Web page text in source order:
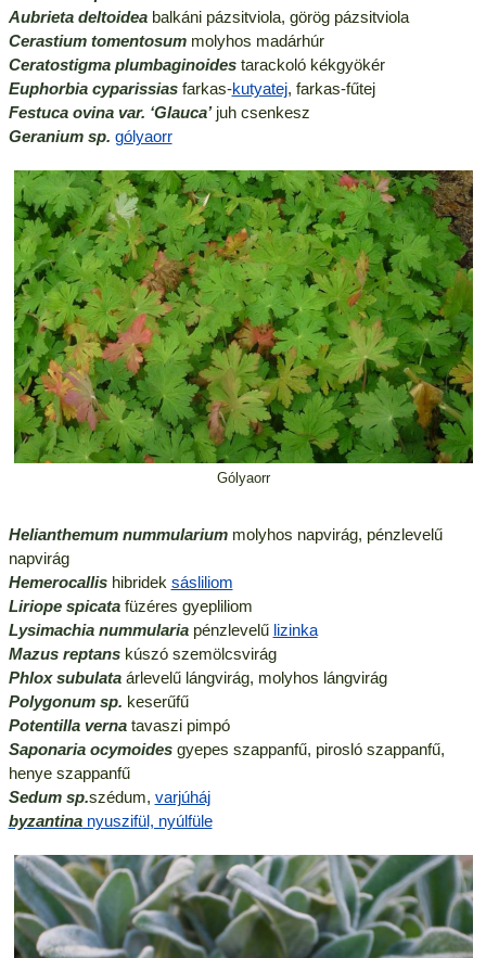
Aubrieta deltoideabalkáni pázsitviola, görög pázsitviola
Cerastium tomentosummolyhos madárhúr
Ceratostigma plumbaginoidestarackoló kékgyökér
Euphorbia cyparissiasfarkas-kutyatej, farkas-fűtej
Festuca ovina var. ‘Glauca’juh csenkesz
Geranium sp. gólyaorr
Gólyaorr
Helianthemum nummulariummolyhos napvirág, pénzlevelű
napvirág
Hemerocallishibridek sásliliom
Liriope spicatafüzéres gyepliliom
Lysimachia nummulariapénzlevelű lizinka
Mazus reptanskúszó szemölcsvirág
Phlox subulataárlevelű lángvirág, molyhos lángvirág
Polygonum sp. keserűfű
Potentilla vernatavaszi pimpó
Saponaria ocymoidesgyepes szappanfű, pirosló szappanfű,
henye szappanfű
Sedum sp.szédum, varjúháj
byzantinanyuszifül, nyúlfüle